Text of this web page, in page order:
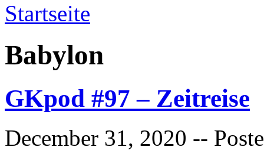
Startseite
Babylon
GKpod #97 – Zeitreise
December 31, 2020 --